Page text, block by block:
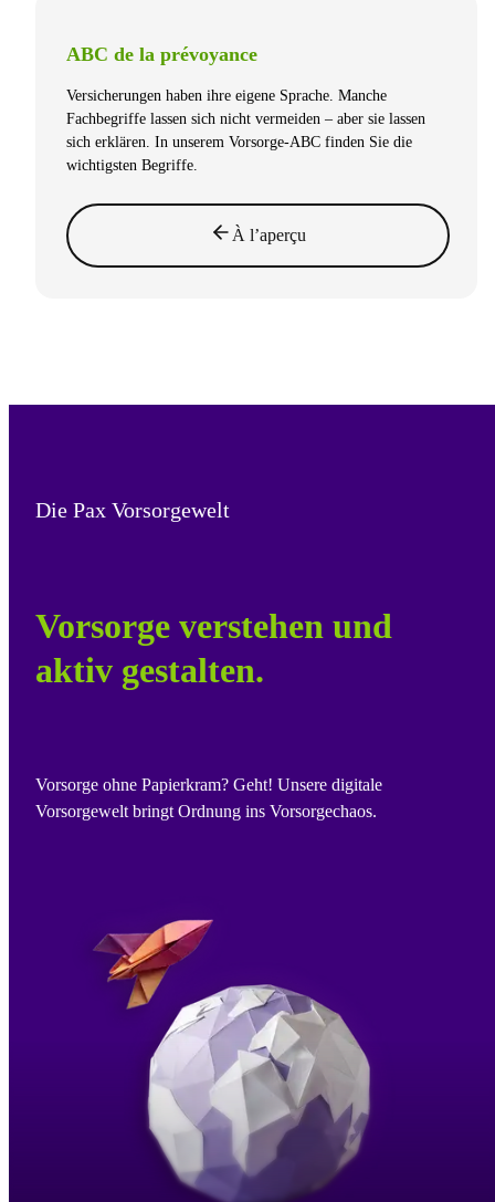
ABC de la prévoyance
Versicherungen haben ihre eigene Sprache. Manche
Fachbegriffe lassen sich nicht vermeiden – aber sie lassen
sich erklären. In unserem Vorsorge-ABC finden Sie die
wichtigsten Begriffe.
À l’aperçu
Die Pax Vorsorgewelt
Vorsorge verstehen und
aktiv gestalten.
Vorsorge ohne Papierkram? Geht! Unsere digitale
Vorsorgewelt bringt Ordnung ins Vorsorgechaos.